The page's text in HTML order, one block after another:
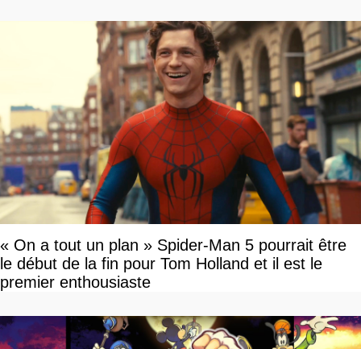
« On a tout un plan » Spider-Man 5 pourrait être
le début de la fin pour Tom Holland et il est le
premier enthousiaste